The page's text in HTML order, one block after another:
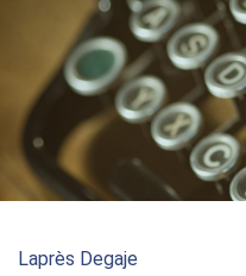
Laprès Degaje